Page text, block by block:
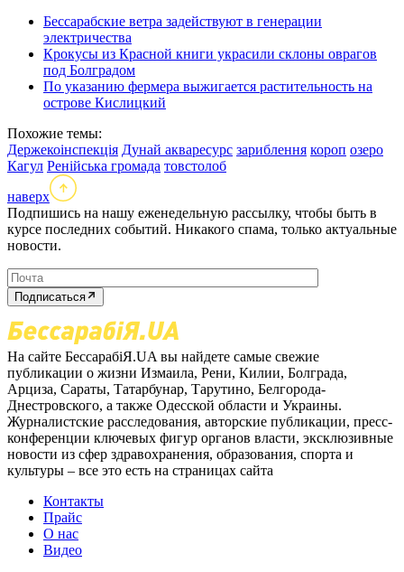
Бессарабские ветра задействуют в генерации
электричества
Крокусы из Красной книги украсили склоны оврагов
под Болградом
По указанию фермера выжигается растительность на
острове Кислицкий
Похожие темы:
Держекоінспекція Дунай акваресурс зариблення короп озеро
Кагул Ренійська громада товстолоб
наверх
Подпишись на нашу еженедельную рассылку, чтобы быть в
курсе последних событий. Никакого спама, только актуальные
новости.
Подписаться
На сайте БессарабіЯ.UA вы найдете самые свежие
публикации о жизни Измаила, Рени, Килии, Болграда,
Арциза, Сараты, Татарбунар, Тарутино, Белгорода-
Днестровского, а также Одесской области и Украины.
Журналистские расследования, авторские публикации, пресс-
конференции ключевых фигур органов власти, эксклюзивные
новости из сфер здравохранения, образования, спорта и
культуры – все это есть на страницах сайта
Контакты
Прайс
О нас
Видео